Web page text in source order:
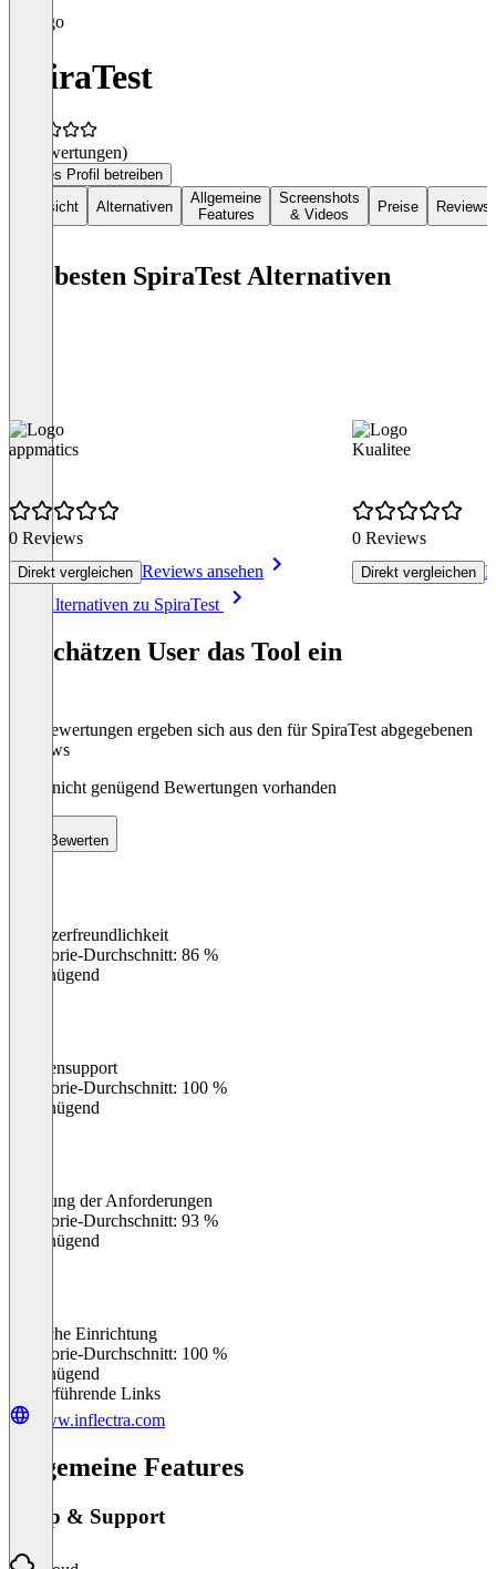
SpiraTest
(0 Bewertungen)
Dieses Profil betreiben
Übersicht
Alternativen
Allgemeine
Features
Screenshots
& Videos
Preise Reviews
Die besten SpiraTest Alternativen
appmatics
0 Reviews
Direkt vergleichen Reviews ansehen
Kualitee
0 Reviews
Direkt vergleichen
Alle Alternativen zu SpiraTest
So schätzen User das Tool ein
Die Bewertungen ergeben sich aus den für SpiraTest abgegebenen
Reviews
Noch nicht genügend Bewertungen vorhanden
Bewerten
Benutzerfreundlichkeit
Kategorie-Durchschnitt: 86 %
Ungenügend
Kundensupport
Kategorie-Durchschnitt: 100 %
Ungenügend
Erfüllung der Anforderungen
Kategorie-Durchschnitt: 93 %
Ungenügend
Einfache Einrichtung
Kategorie-Durchschnitt: 100 %
Ungenügend
Weiterführende Links
www.inflectra.com
Allgemeine Features
Setup & Support